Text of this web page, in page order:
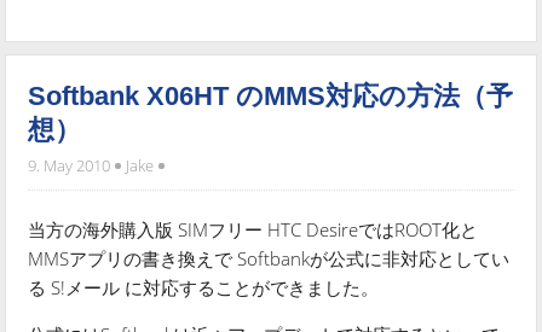
Softbank X06HT のMMS対応の方法（予
想）
9. May 2010 Jake
当方の海外購入版 SIMフリー HTC DesireではROOT化と
MMSアプリの書き換えで Softbankが公式に非対応としてい
る S!メール に対応することができました。